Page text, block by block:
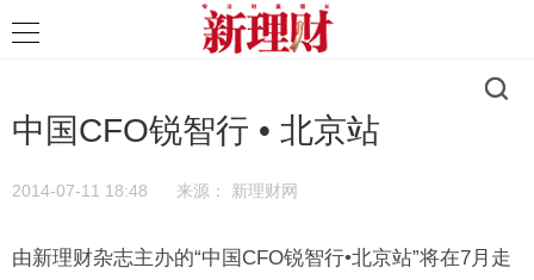
中国CFO锐智行 • 北京站
2014-07-11 18:48 来源： 新理财网
由新理财杂志主办的“中国CFO锐智行•北京站”将在7月走